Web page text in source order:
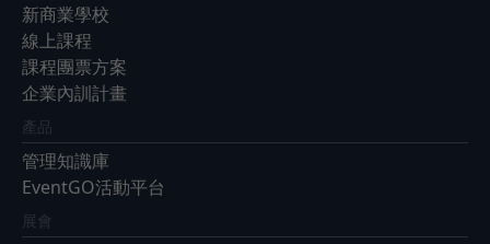
新商業學校
線上課程
課程團票方案
企業內訓計畫
產品
管理知識庫
EventGO活動平台
展會